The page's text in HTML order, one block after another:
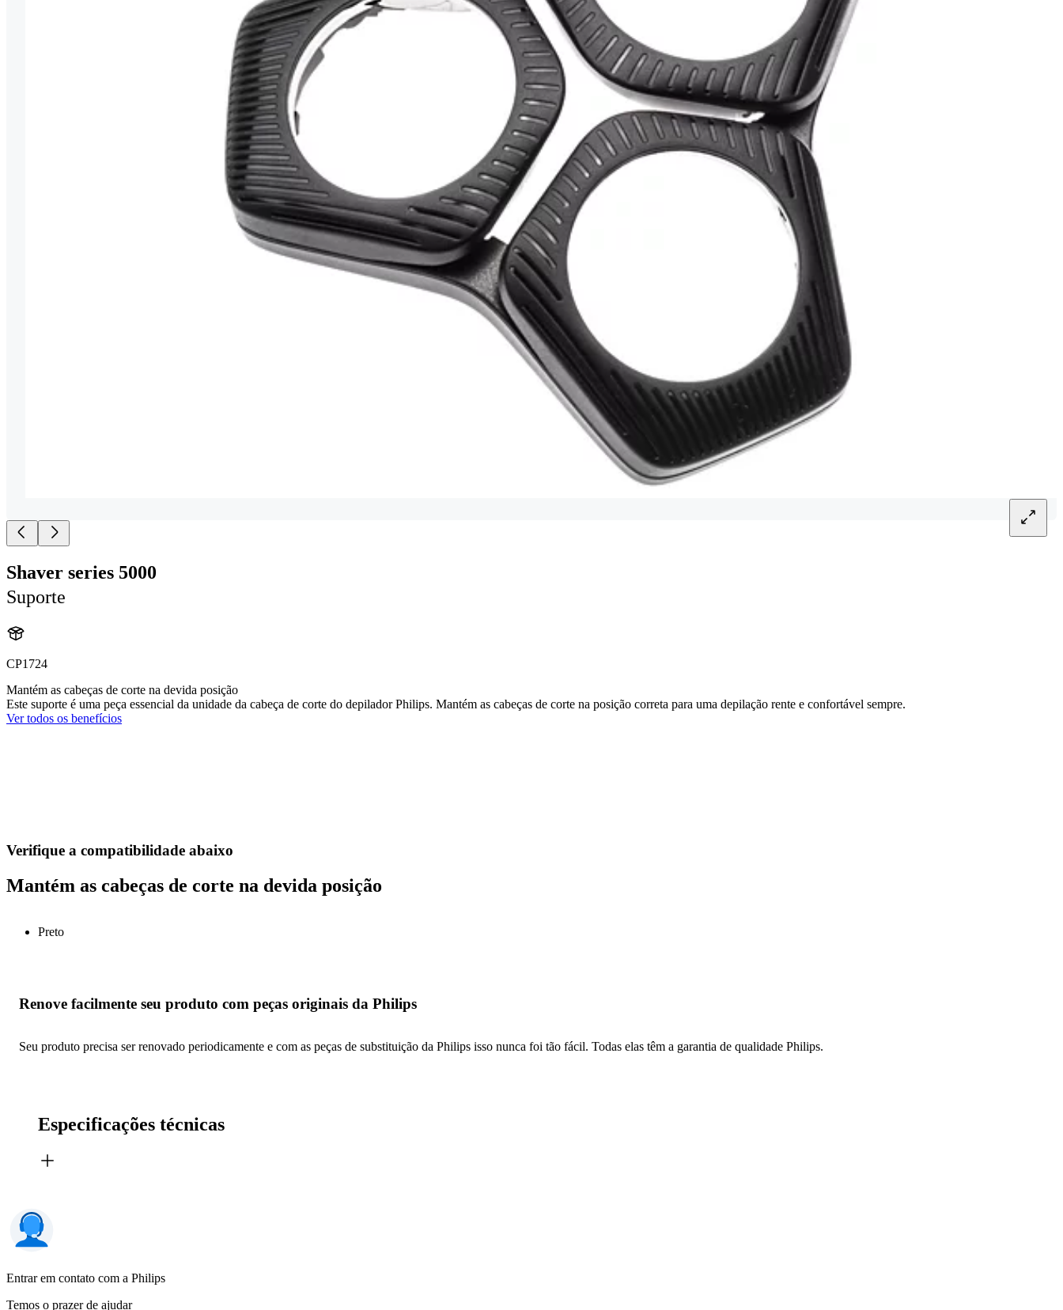
Shaver series 5000
Suporte
CP1724
Mantém as cabeças de corte na devida posição
Este suporte é uma peça essencial da unidade da cabeça de corte do depilador Philips. Mantém as cabeças de corte na posição correta para uma depilação rente e confortável sempre.
Ver todos os benefícios
Verifique a compatibilidade abaixo
Mantém as cabeças de corte na devida posição
Preto
Renove facilmente seu produto com peças originais da Philips
Seu produto precisa ser renovado periodicamente e com as peças de substituição da Philips isso nunca foi tão fácil. Todas elas têm a garantia de qualidade Philips.
Especificações técnicas
Entrar em contato com a Philips
Temos o prazer de ajudar